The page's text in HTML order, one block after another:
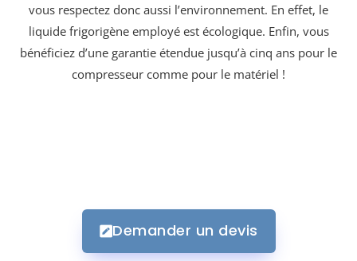
vous respectez donc aussi l’environnement. En effet, le
liquide frigorigène employé est écologique. Enfin, vous
bénéficiez d’une garantie étendue jusqu’à cinq ans pour le
compresseur comme pour le matériel !
Demander un devis